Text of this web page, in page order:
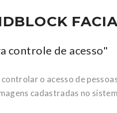
controle de acesso"
o acesso de
cadastradas no